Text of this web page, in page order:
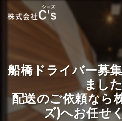
船橋ドライバー募
まし
配送のご依頼なら
ズ)へお任せ